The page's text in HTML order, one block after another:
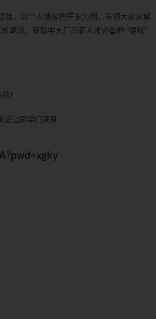
验，以个人博客的开发为例，带领大家从解
潮流，获取中大厂高薪人才必备的 “硬核”
！
证让同学们满意